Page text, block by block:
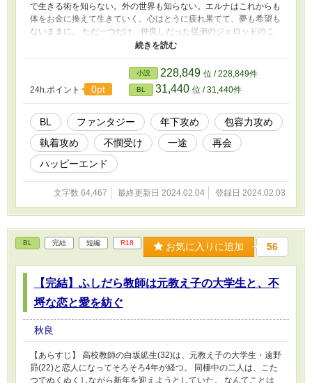
で生きる術を知らない。外の世界も知らない。エルナはこれからも
体をお金に換えて生きていく。心はとうに疲れ果てて、夢も希望も
ないままに。 ただ一つだけ、仲良しだった従弟のジェロッドのこ
とは今も夢に見る。もう一度会えたら、どんなにいいだろうと、小
さな絶望を抱えて生きている。 ——これは、心を失くした男娼エ
ルナが、幸せを掴むまでの物語。 【CP】 ・大きな夢を持った若き
商人の従弟(24)×人生に絶望している男娼(28) 【注意/その他】 ・残
酷描写アリとしていますが、人が死ぬことはありません。暴力表現
も過度なものはありません。 ・受けの職業柄（男娼）、攻め以外
とのR18シーンがあります。 ・ファンタジーとしていますが、魔法
も魔獣も出てきません。 ・R18シーンがある話にはサブタイトルに
* がつきます。 ・ムーンライトノベルスさんにも投稿しています。
24h.ポイント 0pt
小説 228,849 位 / 228,849件
BL 31,440 位 / 31,440件
BL ファンタジー 年下攻め
包容力攻め
執着攻め
不憫受け 一途
再会
ハッピーエンド
文字数 64,467 最終更新日 2024.02.04 登録日 2024.02.03
BL 完結 短編 R18 お気に入りに追加 56
【完結】ふしだら教師は元教え子の大学生と、不
埒な恋と愛を紡ぐ
秋良
【あらすじ】 高校教師の白坂絋生(32)は、元教え子の大学生・遠野
昴(22)と恋人になってそろそろ4年が経つ。 同棲中の二人は、こた
つでぬくぬくしながら新年を迎えようとしていた。 なんてことは